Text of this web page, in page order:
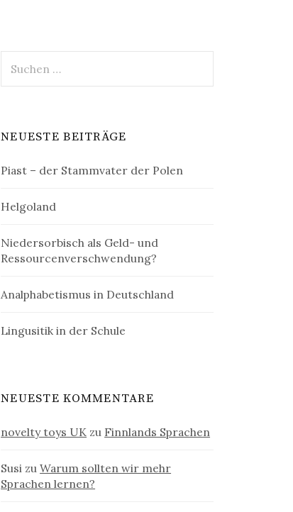
nach:
NEUESTE BEITRÄGE
Piast – der Stammvater der Polen
Helgoland
Niedersorbisch als Geld- und
Ressourcenverschwendung?
Analphabetismus in Deutschland
Lingusitik in der Schule
NEUESTE KOMMENTARE
novelty toys UK zu Finnlands Sprachen
Susi zuWarum sollten wir mehr
Sprachen lernen?